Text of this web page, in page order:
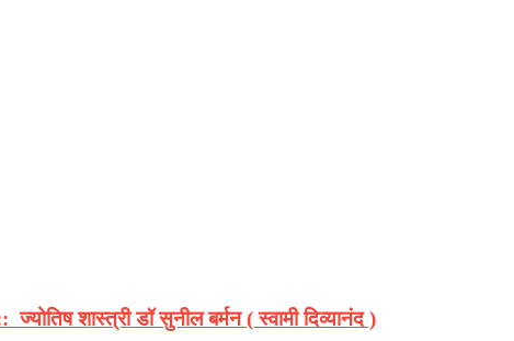
शास्त्री डॉ सुनील बर्मन ( स्वामी दिव्यानंद )